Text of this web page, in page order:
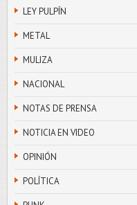
LEY PULPÍN
METAL
MULIZA
NACIONAL
NOTAS DE PRENSA
NOTICIA EN VIDEO
OPINIÓN
POLÍTICA